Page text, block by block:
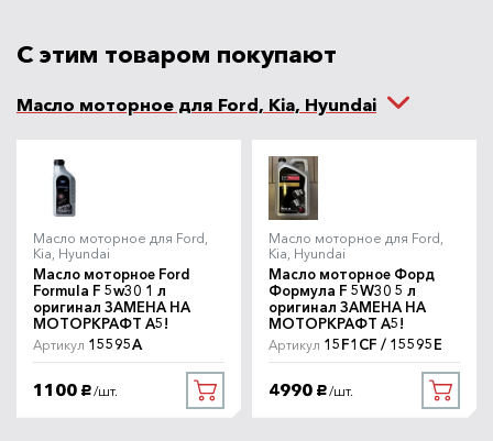
С этим товаром покупают
Масло моторное для Ford, Kia, Hyundai
Масло моторное для Ford,
Kia, Hyundai
Масло моторное Ford
Formula F 5w30 1 л
оригинал ЗАМЕНА НА
МОТОРКРАФТ A5!
Артикул 15595A
1100 руб. /шт.
Масло моторное для Ford,
Kia, Hyundai
Масло моторное Форд
Формула F 5W30 5 л
оригинал ЗАМЕНА НА
МОТОРКРАФТ A5!
Артикул 15F1CF / 15595E
4990 руб. /шт.